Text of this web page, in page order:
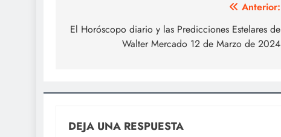
de
entradas
Anterior:
El Horóscopo diario y las Predicciones Estelares de
Walter Mercado 12 de Marzo de 2024
DEJA UNA RESPUESTA